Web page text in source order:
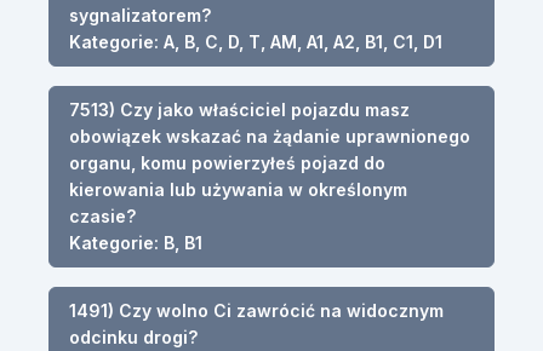
sygnalizatorem?
Kategorie: A, B, C, D, T, AM, A1, A2, B1, C1, D1
7513) Czy jako właściciel pojazdu masz
obowiązek wskazać na żądanie uprawnionego
organu, komu powierzyłeś pojazd do
kierowania lub używania w określonym
czasie?
Kategorie: B, B1
1491) Czy wolno Ci zawrócić na widocznym
odcinku drogi?